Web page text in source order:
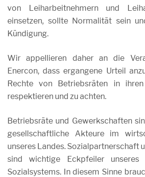
von Leiharbeitnehmern und
einsetzen, sollte Normalität sein
Kündigung.
Wir appellieren daher an die
Enercon, dass ergangene Urteil
Rechte von Betriebsräten in
respektieren und zu achten.
Betriebsräte und Gewerkschaften
gesellschaftliche Akteure im
unseres Landes. Sozialpartnerschaft
sind wichtige Eckpfeiler unseres
Sozialsystems. In diesem Sinne